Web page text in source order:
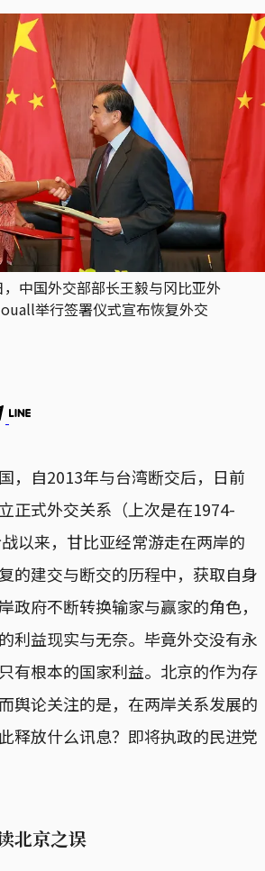
中国外交部部长王毅与冈比亚外
举行签署仪式宣布恢复外交
，自2013年与台湾断交后，日前
正式外交关系（上次是在1974-
以来，甘比亚经常游走在两岸的
的建交与断交的历程中，获取自身
政府不断转换输家与赢家的角色，
利益现实与无奈。毕竟外交没有永
有根本的国家利益。北京的作为存
舆论关注的是，在两岸关系发展的
释放什么讯息？即将执政的民进党
北京之误